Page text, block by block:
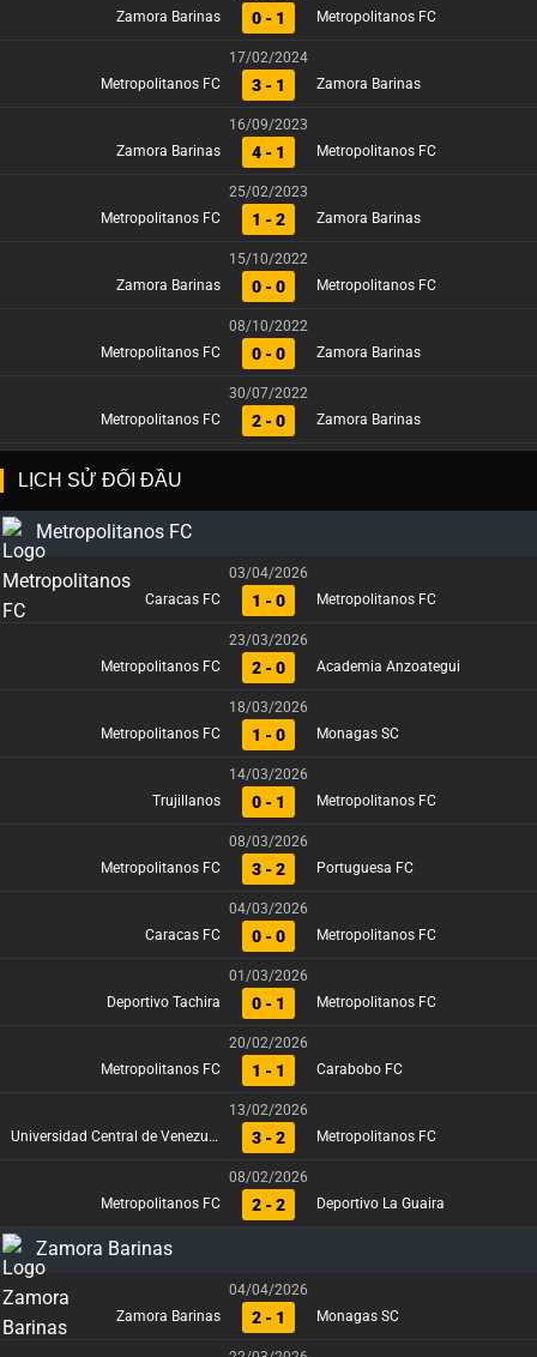
Zamora Barinas
0 - 1 Metropolitanos FC
17/02/2024
Metropolitanos FC
3 - 1 Zamora Barinas
16/09/2023
Zamora Barinas
4 - 1 Metropolitanos FC
25/02/2023
Metropolitanos FC
1 - 2 Zamora Barinas
15/10/2022
Zamora Barinas
0 - 0 Metropolitanos FC
08/10/2022
Metropolitanos FC
0 - 0 Zamora Barinas
30/07/2022
Metropolitanos FC
2 - 0 Zamora Barinas
LỊCH SỬ ĐỐI ĐẦU
Metropolitanos FC
03/04/2026
Caracas FC
1 - 0 Metropolitanos FC
23/03/2026
Metropolitanos FC
2 - 0 Academia Anzoategui
18/03/2026
Metropolitanos FC
1 - 0 Monagas SC
14/03/2026
Trujillanos
0 - 1 Metropolitanos FC
08/03/2026
Metropolitanos FC
3 - 2 Portuguesa FC
04/03/2026
Caracas FC
0 - 0 Metropolitanos FC
01/03/2026
Deportivo Tachira
0 - 1 Metropolitanos FC
20/02/2026
Metropolitanos FC
1 - 1 Carabobo FC
13/02/2026
Universidad Central de Venezuela
3 - 2 Metropolitanos FC
08/02/2026
Metropolitanos FC
2 - 2 Deportivo La Guaira
Zamora Barinas
04/04/2026
Zamora Barinas
2 - 1 Monagas SC